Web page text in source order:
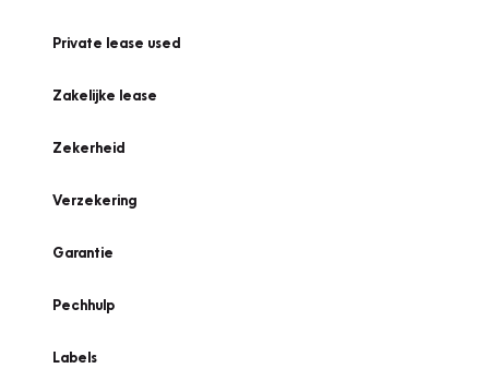
Private lease used
Zakelijke lease
Zekerheid
Verzekering
Garantie
Pechhulp
Labels